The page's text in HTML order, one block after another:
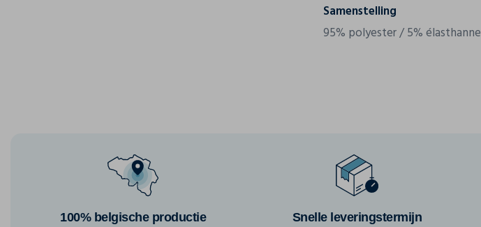
Samenstelling
95% polyester / 5% élasthanne
100% belgische productie Snelle leveringstermijn